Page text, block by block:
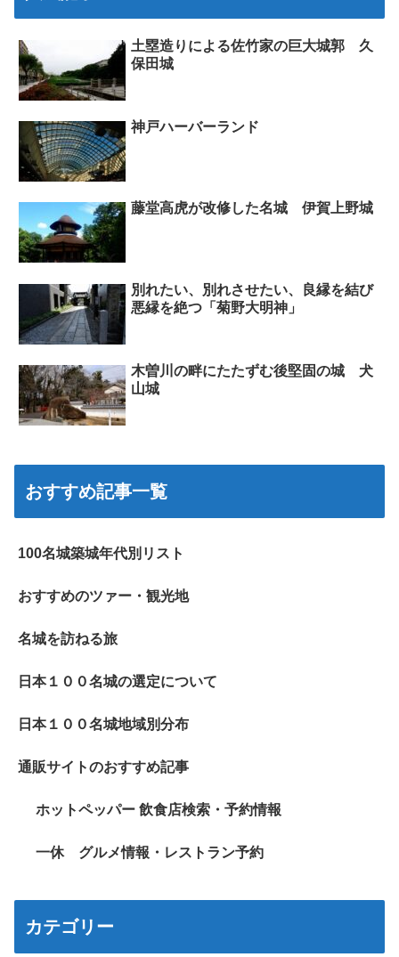
土塁造りによる佐竹家の巨大城郭 久
保田城
神戸ハーバーランド
藤堂高虎が改修した名城 伊賀上野城
別れたい、別れさせたい、良縁を結び
悪縁を絶つ「菊野大明神」
木曽川の畔にたたずむ後堅固の城 犬
山城
おすすめ記事一覧
100名城築城年代別リスト
おすすめのツァー・観光地
名城を訪ねる旅
日本１００名城の選定について
日本１００名城地域別分布
通販サイトのおすすめ記事
ホットペッパー 飲食店検索・予約情報
一休 グルメ情報・レストラン予約
カテゴリー